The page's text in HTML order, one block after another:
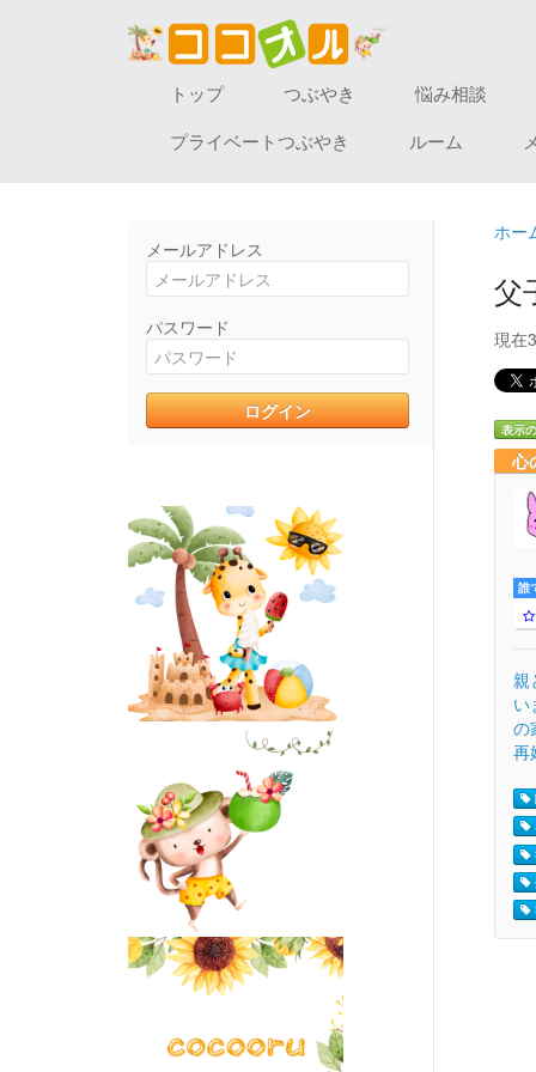
トップ つぶやき
悩み相談
プライベートつぶやき
ルーム
メールアドレス
パスワード
ホー
父
現在
表示
心
誰
親
い
の
再